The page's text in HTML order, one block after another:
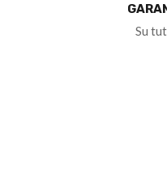
Su